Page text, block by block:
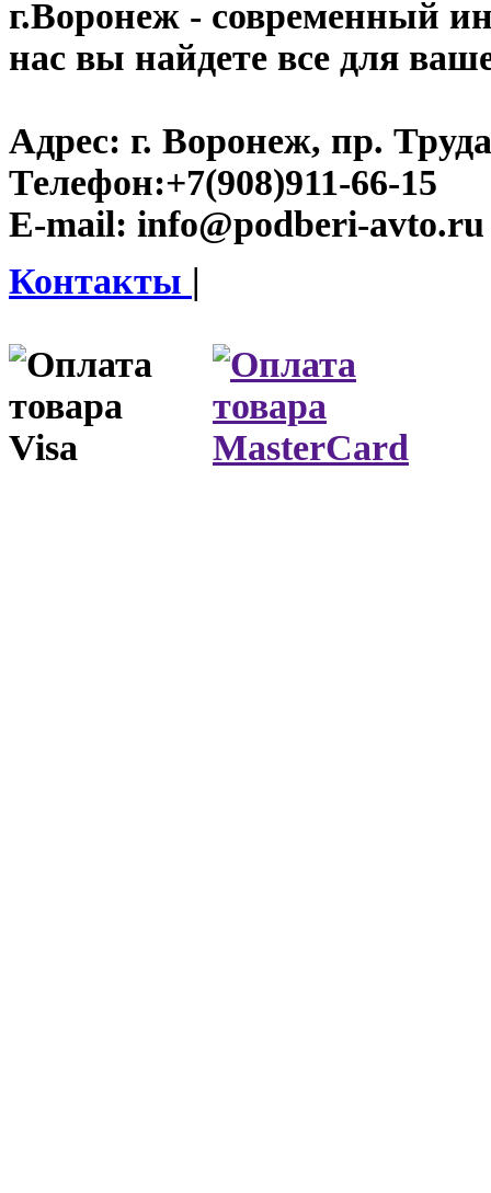
г.Воронеж - современный
нас вы найдете все для
Адрес: г. Воронеж, пр.
Телефон:+7(908)911-66-15
E-mail: info@podberi-avto.ru
Контакты |